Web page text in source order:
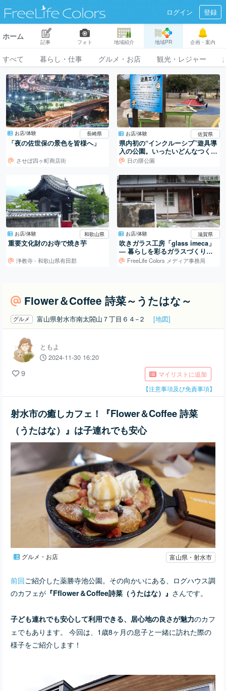
ログイン 登録
ホーム
記事 フォト 地域紹介 地域PR 企画・案内
すべて 暮らし・仕事 グルメ・お店 観光・レジャー
お店/体験 長崎県
「夜の佐世保の景色を皆様へ」
させぼ四ヶ町商店街
お店/体験 佐賀県
県内初の“インクルーシブ”遊具導
入の公園。いったいどんなつく
り？日の隈公園
お店/体験 和歌山県
重要文化財のお寺で焼き芋
浄教寺 - 和歌山県有田郡
地域連携
お店/体験 滋賀県
吹きガラス工房「glass imeca」
― 暮らしを彩るガラスづくり／
滋賀・葛川
FreeLife Colors メディア事務局
Flower＆Coffee 詩菜～うたはな～
グルメ 富山県射水市南太閤山７丁目６４−２ [地図]
ともよ
2024-11-30 16:20
9
マイリストに追加
【注意事項及び免責事項】
射水市の癒しカフェ！『Flower＆Coffee 詩菜
（うたはな）』は子連れでも安心
グルメ・お店 富山県・射水市
前回ご紹介した薬勝寺池公園。その向かいにある、ログハウス調
のカフェが 『Fflower＆Coffee詩菜（うたはな）』 さんです。
子ども連れでも安心して利用できる、居心地の良さが魅力のカフ
ェでもあります。 今回は、1歳8ヶ月の息子と一緒に訪れた際の
様子をご紹介します！